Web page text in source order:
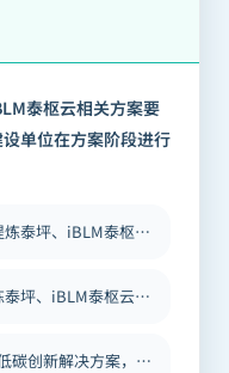
泰枢云相关方案要
单位在方案阶段进行
围绕工业厂房场景，提炼泰坪、iBLM泰枢云相关方案要点、项目价值与适用边界，帮助建设单位在方案阶段进行前期判断。
围绕工业厂房场景，提炼泰坪、iBLM泰枢云相关方案要点、项目价值与适用边界，帮助建设单位在方案阶段进行前期判断。
泰坪®预应力整体地坪低碳创新解决方案，助力四川中烟什邡卷烟厂易地技术改造项目顺利投产！ 文章导语 本文为官网整理版，…